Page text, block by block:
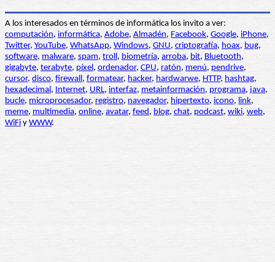
A los interesados en términos de informática los invito a ver:
computación, informática, Adobe, Almadén, Facebook, Google, iPhone,
Twitter, YouTube, WhatsApp, Windows, GNU, criptografía, hoax, bug,
software, malware, spam, troll , biometría, arroba, bit, Bluetooth,
gigabyte, terabyte, píxel , ordenador, CPU, ratón, menú, pendrive,
cursor, disco, firewall , formatear, hacker, hardwarwe, HTTP, hashtag,
hexadecimal , Internet, URL, interfaz, metainformación, programa, java,
bucle, microprocesador, registro, navegador, hipertexto, icono, link,
meme, multimedia, online, avatar, feed , blog, chat, podcast, wiki, web,
WiFi y WWW.